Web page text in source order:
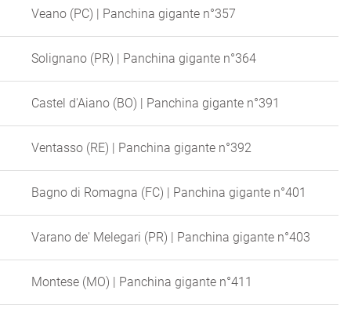
Veano (PC) | Panchina gigante n°357
Solignano (PR) | Panchina gigante n°364
Castel d'Aiano (BO) | Panchina gigante n°391
Ventasso (RE) | Panchina gigante n°392
Bagno di Romagna (FC) | Panchina gigante n°401
Varano de' Melegari (PR) | Panchina gigante n°403
Montese (MO) | Panchina gigante n°411